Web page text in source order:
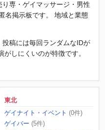
専・ゲイマッサージ・男性
名掲示板です。 地域と業態
稿には毎回ランダムなIDが
しにくいのが特徴です。
東北
ゲイナイト・イベント (0件)
ゲイバー (5件)